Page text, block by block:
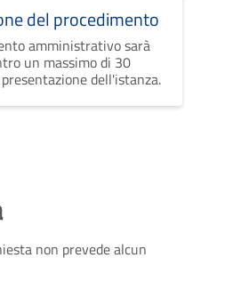
del procedimento
amministrativo sarà
un massimo di 30
dell'istanza.
non prevede alcun